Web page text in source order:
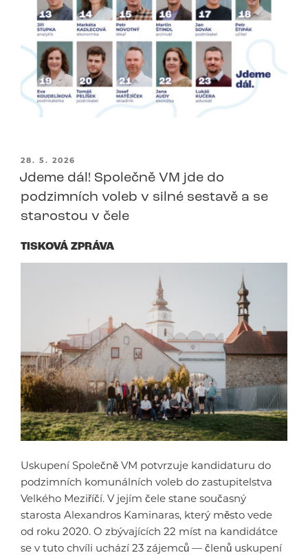
PUBLIKOVÁNO
28. 5. 2026
Jdeme dál! Společně VM jde do
podzimních voleb v silné sestavě a se
starostou v čele
TISKOVÁ ZPRÁVA
Uskupení Společně VM potvrzuje kandidaturu do
podzimních komunálních voleb do zastupitelstva
Velkého Meziříčí. V jejím čele stane současný
starosta Alexandros Kaminaras, který město vede
od roku 2020. O zbývajících 22 míst na kandidátce
se v tuto chvíli uchází 23 zájemců — členů uskupení